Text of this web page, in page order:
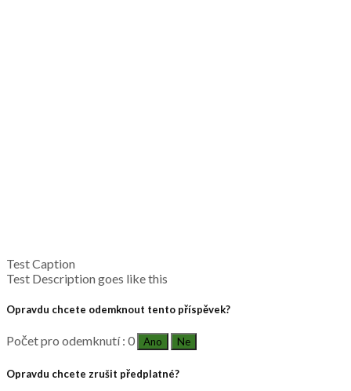
Test Caption
Test Description goes like this
Opravdu chcete odemknout tento příspěvek?
Počet pro odemknutí : 0 Ano Ne
Opravdu chcete zrušit předplatné?